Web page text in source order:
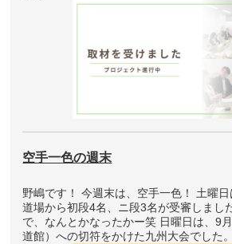
空手一色の週末
野嶋です！ 今週末は、空手一色！ 土曜
道場から初段4名、ニ段3名が受審しまし
で、なんとかなったかー笑 日曜日は、9
道館）への切符をかけた九州大会でした